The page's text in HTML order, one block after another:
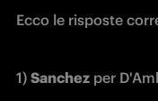
Ecco le risposte
1) Sanchez per